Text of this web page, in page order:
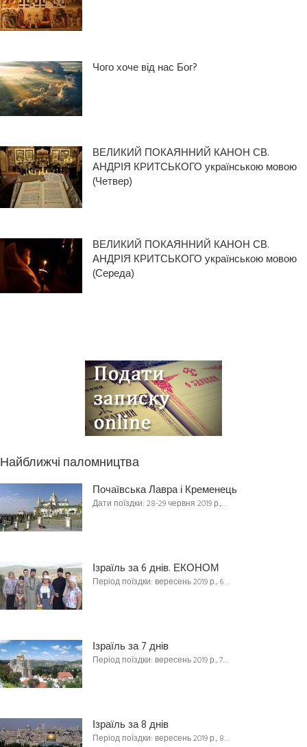
Чого хоче від нас Бог?
ВЕЛИКИЙ ПОКАЯННИЙ КАНОН СВ.
АНДРІЯ КРИТСЬКОГО українською мовою
(Четвер)
ВЕЛИКИЙ ПОКАЯННИЙ КАНОН СВ.
АНДРІЯ КРИТСЬКОГО українською мовою
(Середа)
Найближчі паломництва
Почаївська Лавра і Кременець
Дати поїздки: 28-29 червня 2019 р.,…
Ізраїль за 6 днів. ЕКОНОМ
Період поїздки: вересень 2019 р., 6…
Ізраїль за 7 днів
Період поїздки: вересень 2019 р., 7…
Ізраїль за 8 днів
Період поїздки: вересень 2019 р., 8…